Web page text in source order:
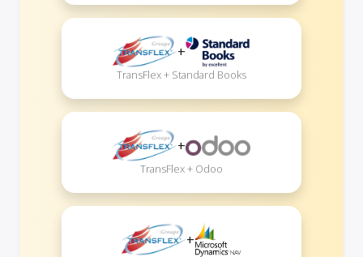
+
TransFlex + Standard Books
+
TransFlex + Odoo
+